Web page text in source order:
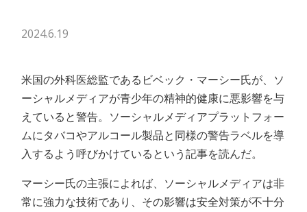
2024.6.19
米国の外科医総監であるビベック・マーシー氏が、ソ
ーシャルメディアが青少年の精神的健康に悪影響を与
えていると警告。ソーシャルメディアプラットフォー
ムにタバコやアルコール製品と同様の警告ラベルを導
入するよう呼びかけているという記事を読んだ。
マーシー氏の主張によれば、ソーシャルメディアは非
常に強力な技術であり、その影響は安全対策が不十分